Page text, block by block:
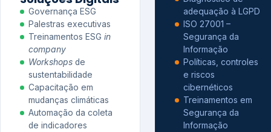
Governança ESG
Palestras executivas
Treinamentos ESG in
company
Workshops de
sustentabilidade
Capacitação em
mudanças climáticas
Automação da coleta
de indicadores
adequação à LGPD
ISO 27001 –
Segurança da
Informação
Políticas, controles
e riscos
cibernéticos
Treinamentos em
Segurança da
Informação